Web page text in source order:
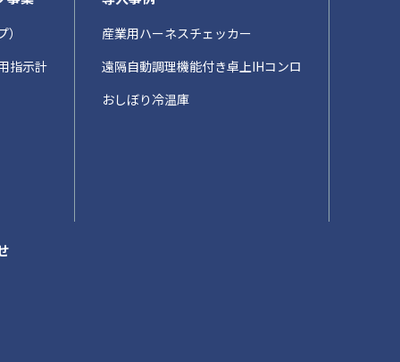
指示計
産業用ハーネスチェッカー
遠隔自動調理機能付き卓上IHコンロ
おしぼり冷温庫